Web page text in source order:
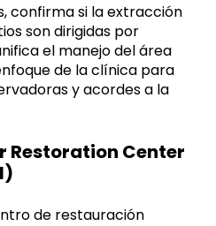
confirma si la extracción
son dirigidas por
el manejo del área
de la clínica para
y acordes a la
Restoration Center
de restauración